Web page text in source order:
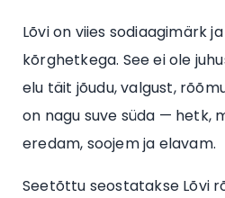
Lõvi on viies sodiaagimärk
kõrghetkega. See ei ole
elu täit jõudu, valgust,
on nagu suve süda — hetk,
eredam, soojem ja elavam.
Seetõttu seostatakse Lõvi